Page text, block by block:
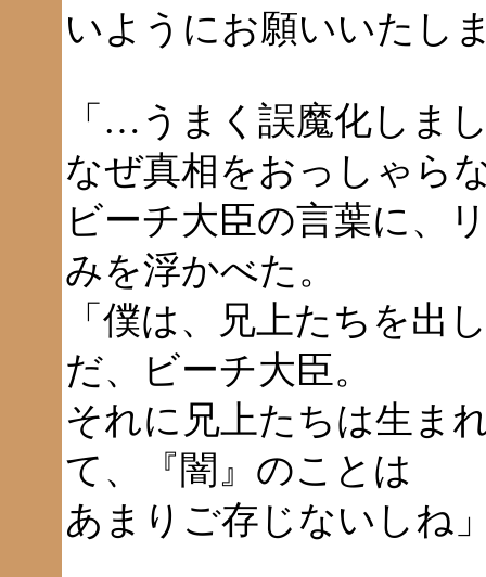
いようにお願いいたし
「…うまく誤魔化しま
なぜ真相をおっしゃら
ビーチ大臣の言葉に、
みを浮かべた。
「僕は、兄上たちを出
だ、ビーチ大臣。
それに兄上たちは生ま
て、『闇』のことは
あまりご存じないしね